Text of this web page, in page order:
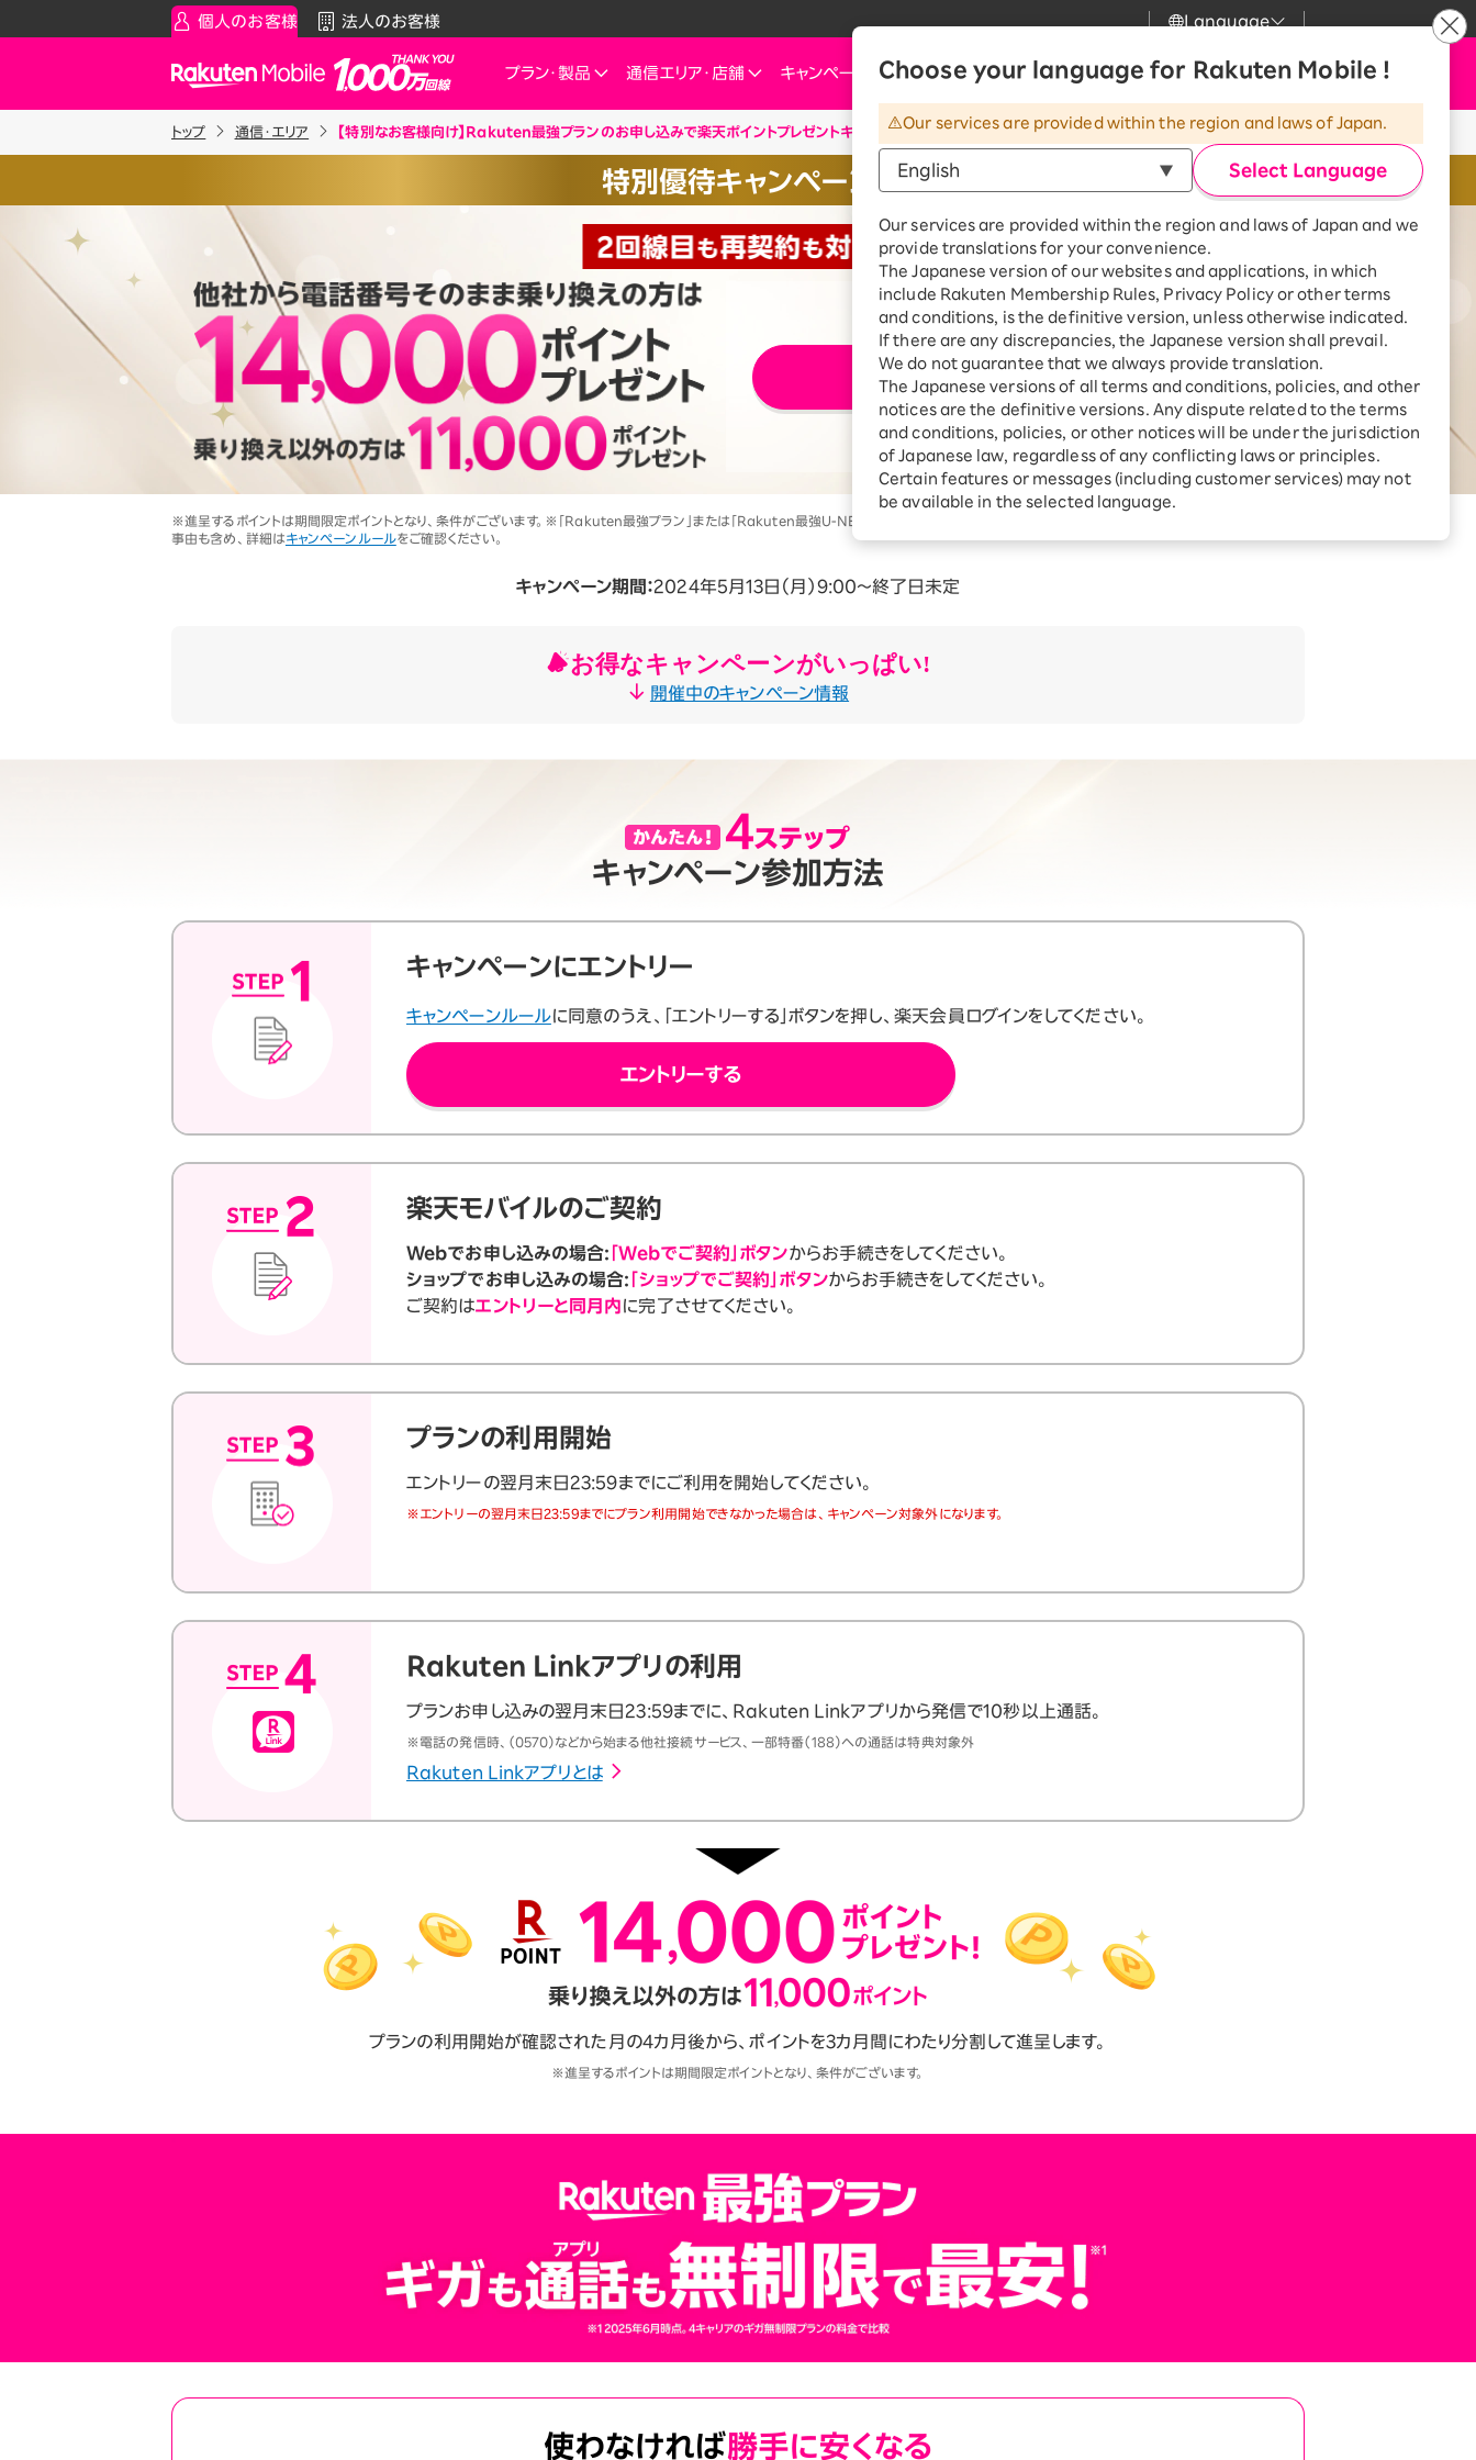
個人のお客様 法人のお客様 Language
Rakuten Mobile
プラン・製品
スマートフォン
Rakuten最強プラン
データタイプ
Rakuten最強U-NEXT
割引プログラム
最強家族割
家族でトクしたい方に
最強こども割
12歳までとーってもおトク
最強青春割
22歳までずーっとおトク
最強シニアプログラム
65歳以上から
料金シミュレーション
iPhone
Apple Watch
Android
Wi-Fiルーター
アクセサリ
Rakuten 認定中古
オプションサービス
SIM
eSIM
デュアルSIM
ご利用製品の対応確認
インターネット・電気
料金プラン
楽天ひかり
料金プラン
楽天でんき
料金プラン
おうちのネット診断
Turboとひかり、どっちがいい？
スマホとセットでおトク
最強おうちプログラム
スマホ＋Rakuten Turbo
Rakuten Turbo 初めて申し込
みで毎月1,000ポイント還元
スマホ＋楽天ひかり
楽天ひかり初めて申し込みで毎
月1,000ポイント還元
通信エリア・ 店舗
通信エリア
スマートフォン
Rakuten Turbo
ご来店のお客様へ
ショップ（店舗）
キャンペーン
スマートフォン
お申し込みキャンペーン
これからお申し込み・製品購入をする方
ご利用特典・キャンペーン
楽天モバイルをご利用中の方向けおトク情報
インターネット・電気
Rakuten Turbo
楽天ひかり
お知らせ・サポート
お知らせ・その他
お知らせ
ご検討中の方へ
お申し込みガイド
なぜ今楽天モバイルなのか
お客様の声
スマホ活用術を学ぶ
お客様サポート
Rakuten Turbo
楽天ひかり
楽天でんき
検索
お申し込み
Choose your language for Rakuten Mobile !
Our services are provided within the region and laws of Japan.
Select Language
Our services are provided within the region and laws of Japan and we
provide translations for your convenience.
The Japanese version of our websites and applications, in which
include Rakuten Membership Rules, Privacy Policy or other terms
and conditions, is the definitive version, unless otherwise indicated.
If there are any discrepancies, the Japanese version shall prevail.
We do not guarantee that we always provide translation.
The Japanese versions of all terms and conditions, policies, and other
notices are the definitive versions. Any dispute related to the terms
and conditions, policies, or other notices will be under the jurisdiction
of Japanese law, regardless of any conflicting laws or principles.
Certain features or messages (including customer services) may not
be available in the selected language.
トップ 通信・エリア 【特別なお客様向け】Rakuten最強プランのお申し込みで楽天ポイントプレゼントキャンペーン
特別優待キャンペーン
エントリーする
※進呈するポイントは期間限定ポイントとなり、条件がございます。※「Rakuten最強プラン」または「Rakuten最強U-NEXT」の利用開始とRakuten Linkアプリの利用が必要です。※特典適用対象外
事由も含め、詳細はキャンペーンルールをご確認ください。
キャンペーン期間：2024年5月13日（月）9:00～終了日未定
お得なキャンペーンがいっぱい!
開催中のキャンペーン情報
キャンペーン参加方法
キャンペーンにエントリー
キャンペーンルールに同意のうえ、「エントリーする」ボタンを押し、楽天会員ログインをしてください。
エントリーする
楽天モバイルのご契約
Webでお申し込みの場合: 「Webでご契約」ボタンからお手続きをしてください。
ショップでお申し込みの場合: 「ショップでご契約」ボタンからお手続きをしてください。
ご契約はエントリーと同月内に完了させてください。
プランの利用開始
エントリーの翌月末日23:59までにご利用を開始してください。
※エントリーの翌月末日23:59までにプラン利用開始できなかった場合は、キャンペーン対象外になります。
Rakuten Linkアプリの利用
プランお申し込みの翌月末日23:59までに、Rakuten Linkアプリから発信で10秒以上通話。
※電話の発信時、（0570）などから始まる他社接続サービス、一部特番（188）への通話は特典対象外
Rakuten Linkアプリとは
プランの利用開始が確認された月の4カ月後から、ポイントを3カ月間にわたり分割して進呈します。
※進呈するポイントは期間限定ポイントとなり、条件がございます。
ストレージサービスです。
約で、50GBまで
“ずーっと”無
ます。
約17,000枚程度（3MB／枚）
約170時間程度（5MB／分）
※1 同一名義で累計5回線以上ご契約の場合、2025年11月19日より1回線につき3,500円（税込3,850円、開通翌々月に確定）。「累計」とは、楽
天モバイルがサービスを本格開始した2020年4月8日以降に契約されたすべての回線（解約済みの回線も含む）の合計数を指します。
契約事務手数料の詳細はこちら
※2025年9月時点。
eSIMならSIMカー
※eSIM対応製品で
C
o
s
e